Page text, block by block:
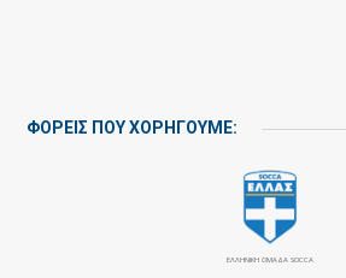
ΦΟΡΕΙΣ ΠΟΥ ΧΟΡΗΓΟΥΜΕ:
ΕΛΛΗΝΙΚΗ ΟΜΑΔΑ SOCCA